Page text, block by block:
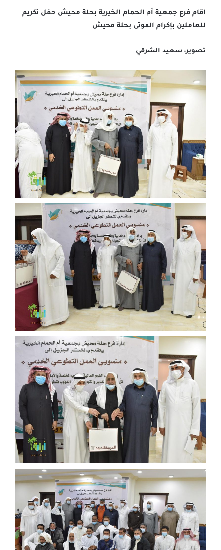
اقام فرع جمعية أم الحمام الخيرية بحلة محيش حفل تكريم
للعاملين بإكرام الموتى بحلة محيش
تصوير: سعيد الشرقي